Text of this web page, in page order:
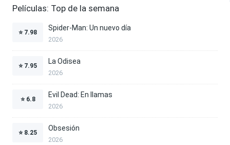
Películas: Top de la semana
⭐ 7.98
Spider-Man: Un nuevo día
2026
⭐ 7.95
La Odisea
2026
⭐ 6.8
Evil Dead: En llamas
2026
⭐ 8.25
Obsesión
2026